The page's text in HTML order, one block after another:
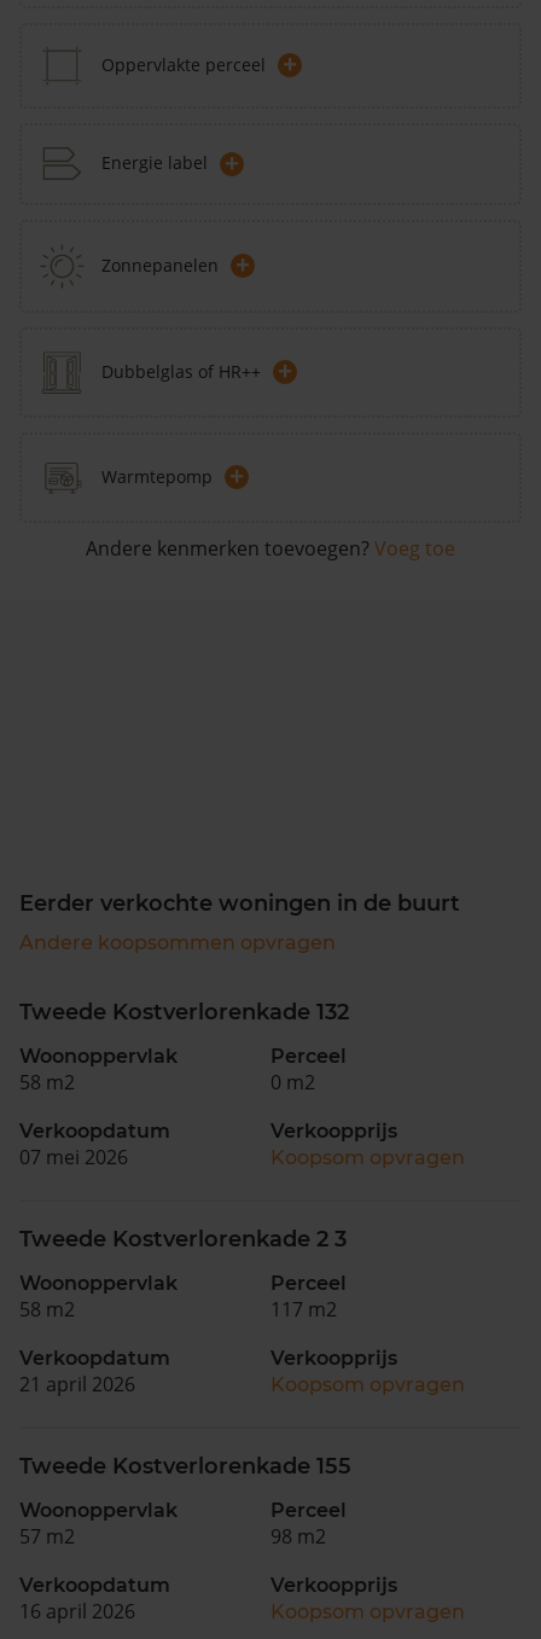
Oppervlakte perceel +
Energie label +
Zonnepanelen +
Dubbelglas of HR++ +
Warmtepomp +
Andere kenmerken toevoegen? Voeg toe
Eerder verkochte woningen in de buurt
Andere koopsommen opvragen
Tweede Kostverlorenkade 132
Woonoppervlak
58 m2
Perceel
0 m2
Verkoopdatum
07 mei 2026
Verkoopprijs
Koopsom opvragen
Tweede Kostverlorenkade 2 3
Woonoppervlak
58 m2
Perceel
117 m2
Verkoopdatum
21 april 2026
Verkoopprijs
Koopsom opvragen
Tweede Kostverlorenkade 155
Woonoppervlak
57 m2
Perceel
98 m2
Verkoopdatum
16 april 2026
Verkoopprijs
Koopsom opvragen